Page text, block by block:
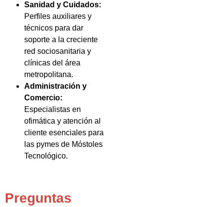
Sanidad y Cuidados:
Perfiles auxiliares y
técnicos para dar
soporte a la creciente
red sociosanitaria y
clínicas del área
metropolitana.
Administración y
Comercio:
Especialistas en
ofimática y atención al
cliente esenciales para
las pymes de Móstoles
Tecnológico.
Preguntas